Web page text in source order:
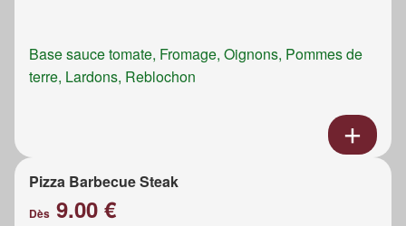
Base sauce tomate, Fromage, Oignons, Pommes de
terre, Lardons, Reblochon
Pizza Barbecue Steak
Dès 9.00 €